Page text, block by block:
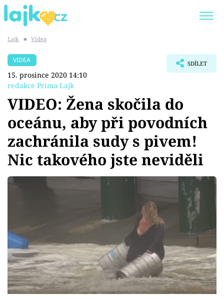
SHOPAHOLICADEL
Témata
Showbyznys
Youtubeři
Videa
Sledujte prima+
Lajk ■ Videa
VIDEA
15. prosince 2020 14:10
redakce Prima Lajk
SDÍLET
VIDEO: Žena skočila do
oceánu, aby při povodních
zachránila sudy s pivem!
Nic takového jste neviděli